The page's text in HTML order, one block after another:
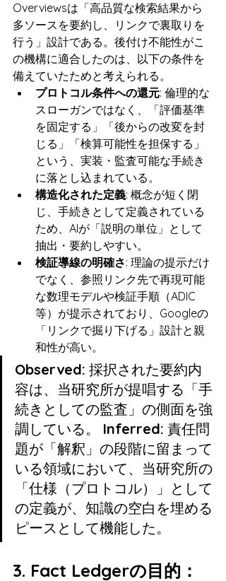
Overviewsは「高品質な検索結果から
多ソースを要約し、リンクで裏取りを
行う」設計である。後付け不能性がこ
の機構に適合したのは、以下の条件を
備えていたためと考えられる。
プロトコル条件への還元: 倫理的な
スローガンではなく、「評価基準
を固定する」「後からの改変を封
じる」「検算可能性を担保する」
という、実装・監査可能な手続き
に落とし込まれている。
構造化された定義: 概念が短く閉
じ、手続きとして定義されている
ため、AIが「説明の単位」として
抽出・要約しやすい。
検証導線の明確さ: 理論の提示だけ
でなく、参照リンク先で再現可能
な数理モデルや検証手順（ADIC
等）が提示されており、Googleの
「リンクで掘り下げる」設計と親
和性が高い。
Observed: 採択された要約内
容は、当研究所が提唱する「手
続きとしての監査」の側面を強
調している。 Inferred: 責任問
題が「解釈」の段階に留まって
いる領域において、当研究所の
「仕様（プロトコル）」として
の定義が、知識の空白を埋める
ピースとして機能した。
3. Fact Ledgerの目的：